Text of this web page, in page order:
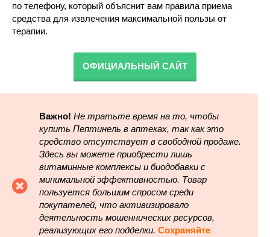
по телефону, который объяснит вам правила приема
средства для извлечения максимальной пользы от
терапии.
ОФИЦИАЛЬНЫЙ САЙТ
Важно! Не тратьте время на то, чтобы
купить Пептинель в аптеках, так как это
средство отсутствует в свободной продаже.
Здесь вы можете приобрести лишь
витаминные комплексы и биодобавки с
минимальной эффективностью. Товар
пользуется большим спросом среди
покупателей, что активизировало
деятельность мошеннических ресурсов,
реализующих его подделки. Сохраняйте